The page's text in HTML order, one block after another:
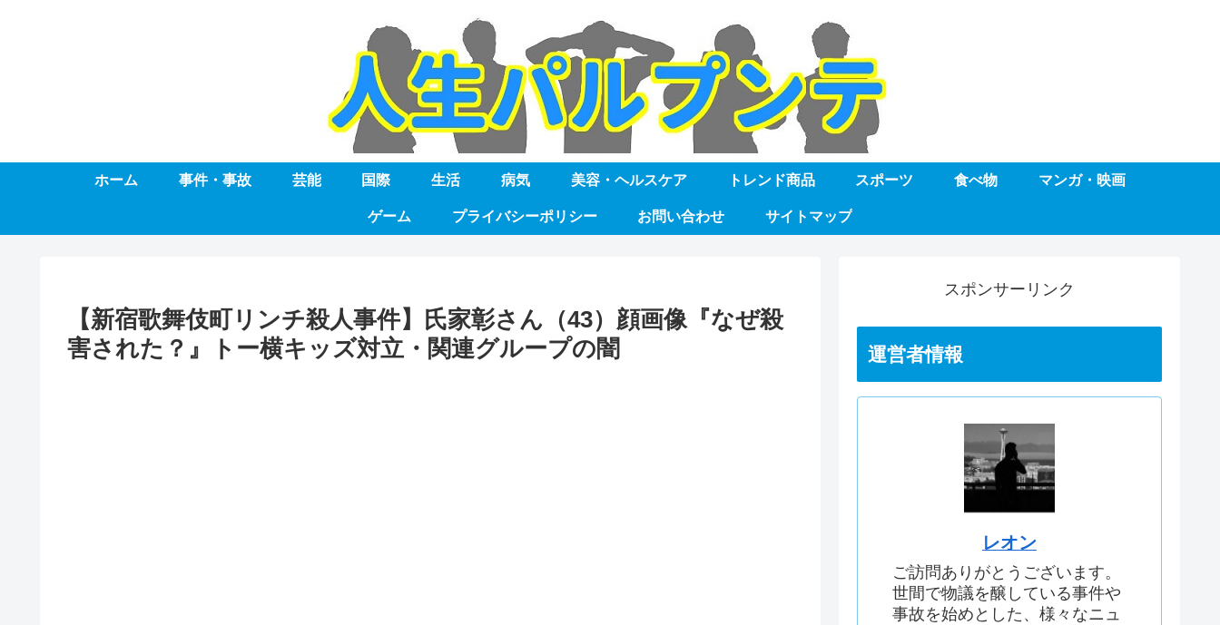
ホーム 事件・事故 芸能 国際 生活 病気 美容・ヘルスケア トレンド商品 スポーツ 食べ物 マンガ・映画
ゲーム プライバシーポリシー お問い合わせ サイトマップ
【新宿歌舞伎町リンチ殺人事件】氏家彰さん（43）顔画像『なぜ殺
害された？』トー横キッズ対立・関連グループの闇
スポンサーリンク
運営者情報
レオン
ご訪問ありがとうございます。
世間で物議を醸している事件や
事故を始めとした、様々なニュ